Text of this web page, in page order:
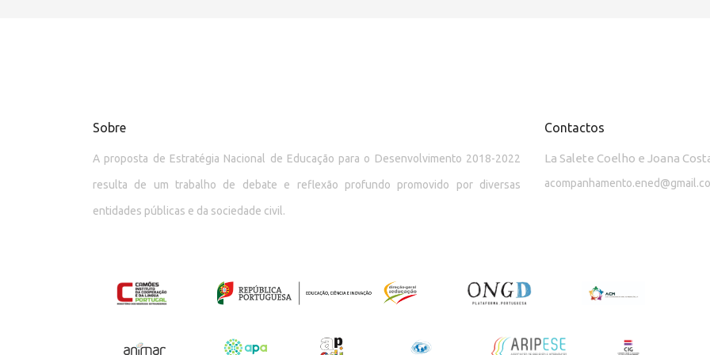
Sobre
A proposta de Estratégia Nacional de Educação para o Desenvolvimento 2018-2022
resulta de um trabalho de debate e reflexão profundo promovido por diversas
entidades públicas e da sociedade civil.
Contactos
La Salete Coelho e Joana